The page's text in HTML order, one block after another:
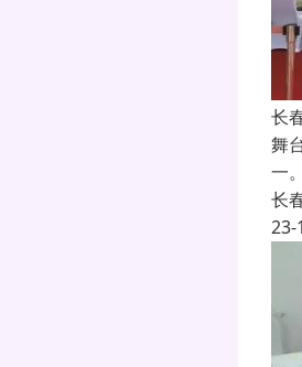
长
舞
一
长
23-